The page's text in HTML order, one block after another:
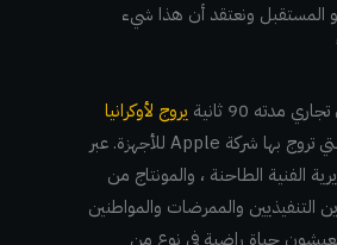
المستقبل ونعتقد أن هذا شيء
مدته 90 ثانية
يروج لأوكرانيا
بنفس الطريقة التي تروج بها شركة Apple للأجهزة. عبر
الفنية الطاحنة ، والمونتاج من
التنفيذيين والممرضات والمواطنين
حياة راضية في نوع من